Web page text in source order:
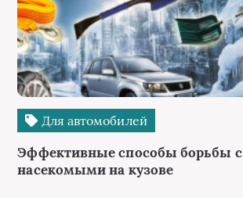
Для автомобилей
Эффективные способы борьбы с
насекомыми на кузове